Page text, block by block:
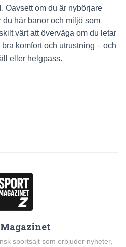
Oavsett om du är nybörjare
här banor och miljö som
värt att överväga om du letar
komfort och utrustning – och
eller helgpass.
sportsajt som erbjuder nyheter,